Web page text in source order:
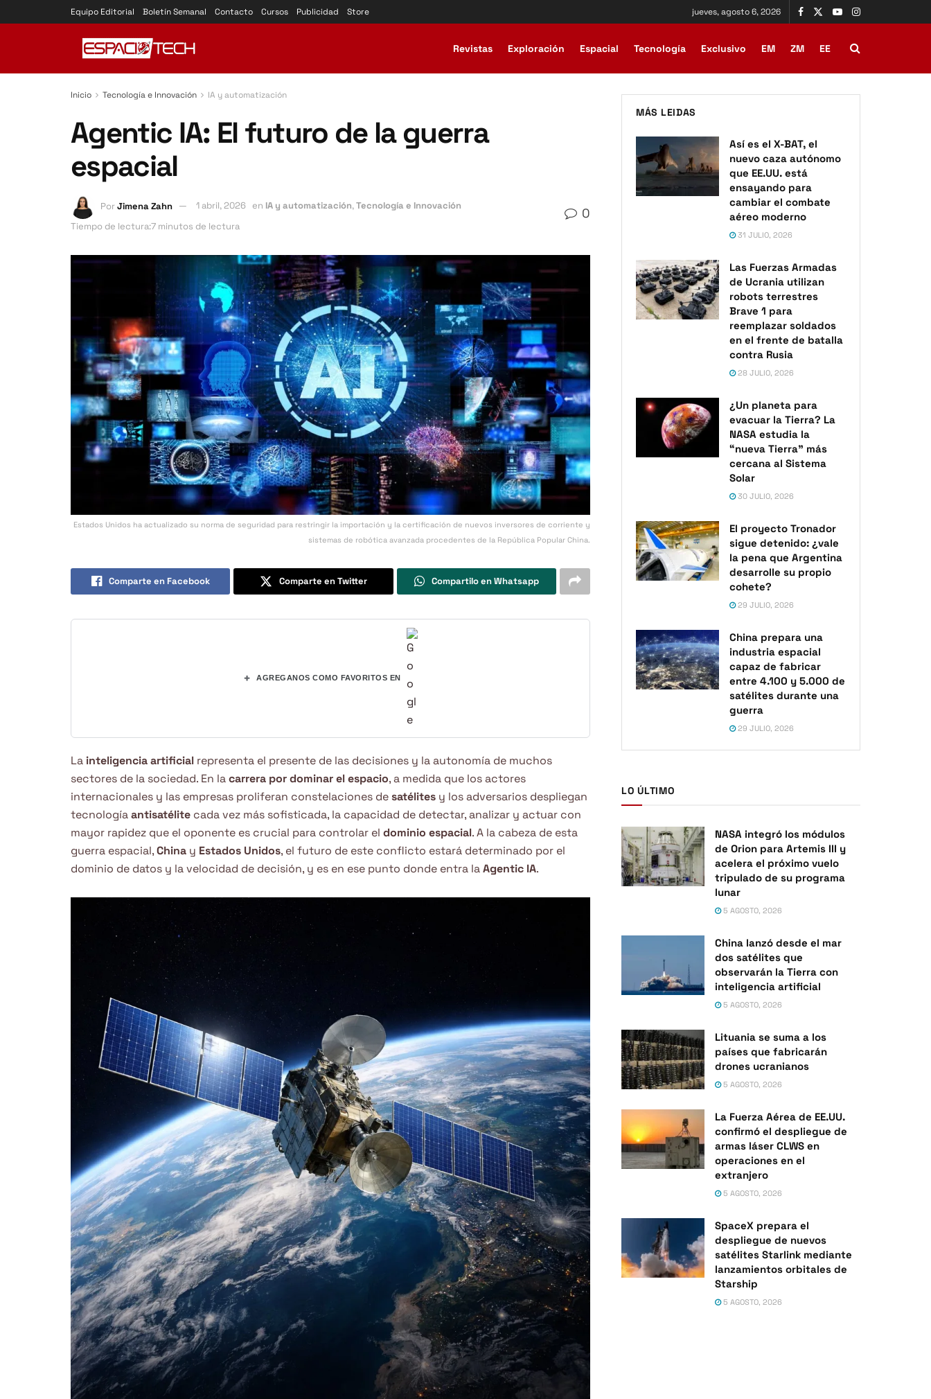
Equipo Editorial Boletín Semanal Contacto Cursos Publicidad Store jueves, agosto 6, 2026
Revistas Exploración Espacial Tecnología Exclusivo EM ZM EE
Inicio Tecnología e Innovación IA y automatización
Agentic IA: El futuro de la guerra
espacial
PorJimena Zahn 1 abril, 2026 en IA y automatización,Tecnología e Innovación
Tiempo de lectura:7 minutos de lectura
0
Estados Unidos ha actualizado su norma de seguridad para restringir la importación y la certificación de nuevos inversores de corriente y
sistemas de robótica avanzada procedentes de la República Popular China.
Comparte en Facebook Comparte en Twitter Compartilo en Whatsapp
+ AGREGANOS COMO FAVORITOS EN
La inteligencia artificial representa el presente de las decisiones y la autonomía de muchos
sectores de la sociedad. En lacarrera por dominar el espacio, a medida que los actores
internacionales y las empresas proliferan constelaciones de satélites y los adversarios despliegan
tecnologíaantisatélite cada vez más sofisticada, la capacidad de detectar, analizar y actuar con
mayor rapidez que el oponente es crucial para controlar el dominio espacial. A la cabeza de esta
guerra espacial,China y Estados Unidos, el futuro de este conflicto estará determinado por el
dominio de datos y la velocidad de decisión, y es en ese punto donde entra laAgentic IA.
MÁS LEIDAS
Así es el X-BAT, el
nuevo caza autónomo
que EE.UU. está
ensayando para
cambiar el combate
aéreo moderno
31 JULIO, 2026
Las Fuerzas Armadas
de Ucrania utilizan
robots terrestres
Brave 1 para
reemplazar soldados
en el frente de batalla
contra Rusia
28 JULIO, 2026
¿Un planeta para
evacuar la Tierra? La
NASA estudia la
“nueva Tierra” más
cercana al Sistema
Solar
30 JULIO, 2026
El proyecto Tronador
sigue detenido: ¿vale
la pena que Argentina
desarrolle su propio
cohete?
29 JULIO, 2026
China prepara una
industria espacial
capaz de fabricar
entre 4.100 y 5.000 de
satélites durante una
guerra
29 JULIO, 2026
LO ÚLTIMO
NASA integró los módulos
de Orion para Artemis III y
acelera el próximo vuelo
tripulado de su programa
lunar
5 AGOSTO, 2026
China lanzó desde el mar
dos satélites que
observarán la Tierra con
inteligencia artificial
5 AGOSTO, 2026
Lituania se suma a los
países que fabricarán
drones ucranianos
5 AGOSTO, 2026
La Fuerza Aérea de EE.UU.
confirmó el despliegue de
armas láser CLWS en
operaciones en el
extranjero
5 AGOSTO, 2026
SpaceX prepara el
despliegue de nuevos
satélites Starlink mediante
lanzamientos orbitales de
Starship
5 AGOSTO, 2026